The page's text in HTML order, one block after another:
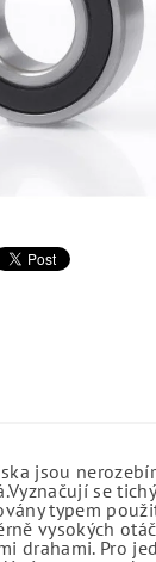
jsou
se
typem
vysokých
drahami. Pro